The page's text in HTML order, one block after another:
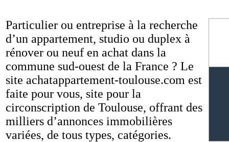
Particulier ou entreprise à la recherche
d’un appartement, studio ou duplex à
rénover ou neuf en achat dans la
commune sud-ouest de la France ? Le
site achatappartement-toulouse.com est
faite pour vous, site pour la
circonscription de Toulouse, offrant des
milliers d’annonces immobilières
variées, de tous types, catégories.